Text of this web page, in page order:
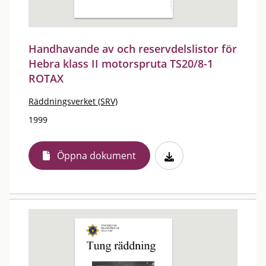
Handhavande av och reservdelslistor för
Hebra klass II motorspruta TS20/8-1
ROTAX
Räddningsverket (SRV)
1999
Öppna dokument